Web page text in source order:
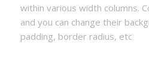
within various width columns.
and you can change their
padding, border radius, etc